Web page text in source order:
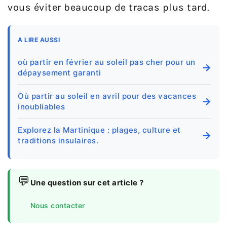
vous éviter beaucoup de tracas plus tard.
A LIRE AUSSI
où partir en février au soleil pas cher pour un
dépaysement garanti
→
Où partir au soleil en avril pour des vacances
inoubliables
→
Explorez la Martinique : plages, culture et
traditions insulaires.
→
💬 Une question sur cet article ?
Nous contacter